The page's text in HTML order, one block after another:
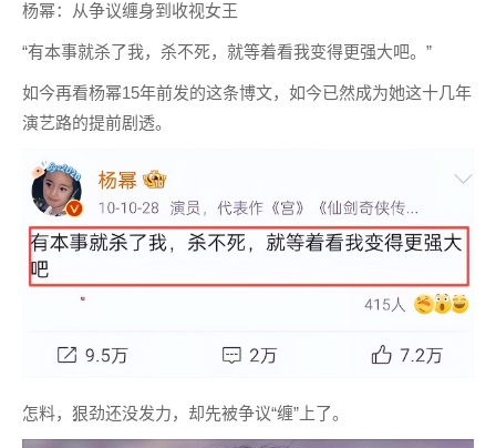
杨幂：从争议缠身到收视女王
“有本事就杀了我，杀不死，就等着看我变得更强大吧。”
如今再看杨幂15年前发的这条博文，如今已然成为她这十几年
演艺路的提前剧透。
怎料，狠劲还没发力，却先被争议“缠”上了。